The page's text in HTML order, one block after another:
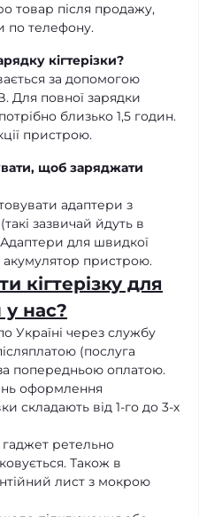
товар після продажу,
по телефону.
кігтерізки?
за допомогою
Для повної зарядки
близько 1,5 годин.
пристрою.
щоб заряджати
адаптери з
зазвичай йдуть в
для швидкої
пристрою.
кігтерізку для
у нас?
Україні через службу
(послуга
попередньою оплатою.
оформлення
складають від 1-го до 3-х
ретельно
Також в
лист з мокрою